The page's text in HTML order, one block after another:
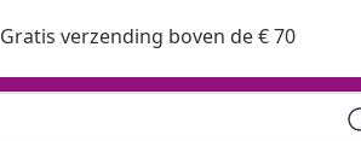
Gratis verzending boven de € 70